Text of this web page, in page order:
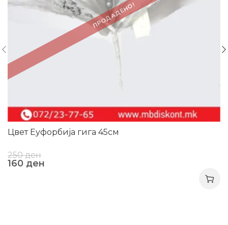
ПРОДАДЕНО!
Цвет Еуфорбија гига 45см
250ден
160 ден